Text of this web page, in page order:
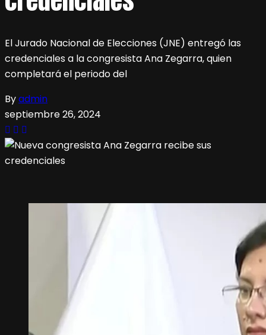
El Jurado Nacional de Elecciones (JNE) entregó las
credenciales a la congresista Ana Zegarra, quien
completará el periodo del
Byadmin
septiembre 26, 2024